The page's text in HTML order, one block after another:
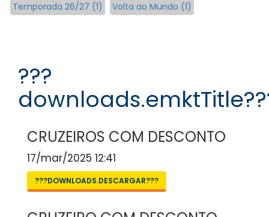
Temporada 26/27 (1)
Volta ao Mundo (1)
???
CRUZEIROS COM DESCONTO
17/mar/2025 12:41
???DOWNLOADS.DESCARGAR???